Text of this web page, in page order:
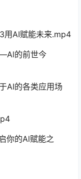
用AI赋能未来.mp4
的前世今
AI的各类应用场
你的Al赋能之